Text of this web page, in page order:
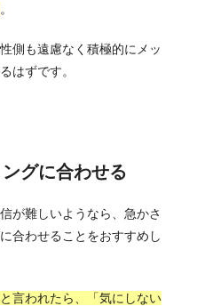
。
側も遠慮なく積極的にメッ
はずです。
グに合わせる
が難しいようなら、急かさ
合わせることをおすすめし
言われたら、「気にしない